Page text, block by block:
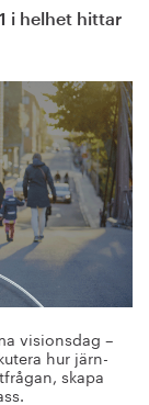
i helhet hittar
visionsdag –
hur järn-
skapa